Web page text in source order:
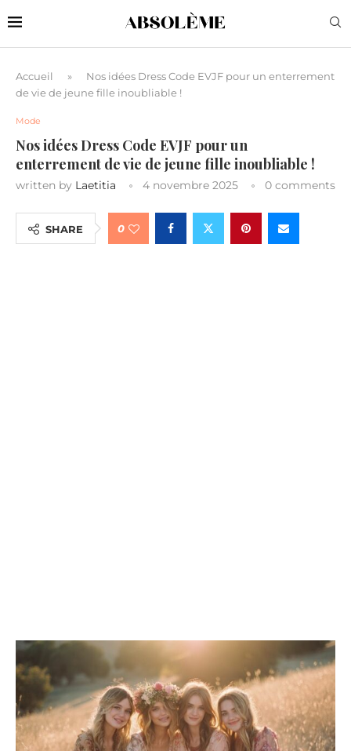
Accueil »
Nos idées Dress Code EVJF pour un enterrement
de vie de jeune fille inoubliable !
Mode
Nos idées Dress Code EVJF pour un
enterrement de vie de jeune fille inoubliable !
written by Laetitia 4 novembre 2025 0 comments
SHARE 0